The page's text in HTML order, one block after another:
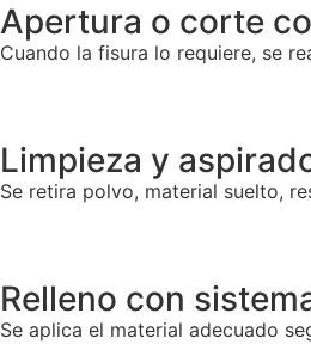
Apertura o corte
Cuando la fisura lo requiere, se
Limpieza y
Se retira polvo, material suelto,
Relleno con
Se aplica el material adecuado